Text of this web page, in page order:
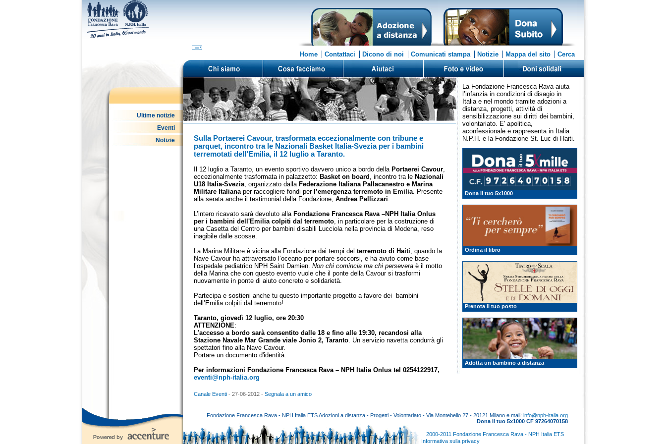
Home Contattaci Dicono di noi Comunicati stampa Notizie Mappa del sito Cerca
Ultime notizie
Eventi
Notizie
Sulla Portaerei Cavour, trasformata eccezionalmente con tribune e
parquet, incontro tra le Nazionali Basket Italia-Svezia per i bambini
terremotati dell’Emilia, il 12 luglio a Taranto.
Il 12 luglio a Taranto, un evento sportivo davvero unico a bordo della Portaerei Cavour,
eccezionalmente trasformata in palazzetto: Basket on board , incontro tra le Nazionali
U18 Italia-Svezia, organizzato dalla Federazione Italiana Pallacanestro e Marina
Militare Italianaper raccogliere fondi per l’emergenza terremoto in Emilia. Presente
alla serata anche il testimonial della Fondazione, Andrea Pellizzari.
L’intero ricavato sarà devoluto alla Fondazione Francesca Rava –NPH Italia Onlus
per i bambini dell'Emilia colpiti dal terremoto, in particolare per la costruzione di
una Casetta del Centro per bambini disabili Lucciola nella provincia di Modena, reso
inagibile dalle scosse.
La Marina Militare è vicina alla Fondazione dai tempi del terremoto di Haiti, quando la
Nave Cavour ha attraversato l’oceano per portare soccorsi, e ha avuto come base
l’ospedale pediatrico NPH Saint Damien. Non chi comincia ma chi persevera è il motto
della Marina che con questo evento vuole che il ponte della Cavour si trasformi
nuovamente in ponte di aiuto concreto e solidarietà.
Partecipa e sostieni anche tu questo importante progetto a favore dei bambini
dell’Emilia colpiti dal terremoto!
Taranto, giovedì 12 luglio, ore 20:30
ATTENZIONE:
L'accesso a bordo sarà consentito dalle 18 e fino alle 19:30, recandosi alla
Stazione Navale Mar Grande viale Jonio 2, Taranto. Un servizio navetta condurrà gli
spettatori fino alla Nave Cavour.
Portare un documento d'identità.
Per informazioni Fondazione Francesca Rava – NPH Italia Onlus tel 0254122917,
eventi@nph-italia.org
Canale Eventi - 27-06-2012 - Segnala a un amico
La Fondazione Francesca Rava aiuta
l’infanzia in condizioni di disagio in
Italia e nel mondo tramite adozioni a
distanza, progetti, attività di
sensibilizzazione sui diritti dei bambini,
volontariato. E' apolitica,
aconfessionale e rappresenta in Italia
N.P.H. e la Fondazione St. Luc di Haiti.
Dona il tuo 5x1000
Ordina il libro
Prenota il tuo posto
Adotta un bambino a distanza
Fondazione Francesca Rava - NPH Italia ETS Adozioni a distanza - Progetti - Volontariato - Via Montebello 27 - 20121 Milano e.mail: info@nph-italia.org
Dona il tuo 5x1000 CF 97264070158
2000-2011 Fondazione Francesca Rava - NPH Italia ETS
Informativa sulla privacy